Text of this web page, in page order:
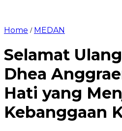
Home / MEDAN
Selamat
Dhea
Hati yang
Kebanggaan